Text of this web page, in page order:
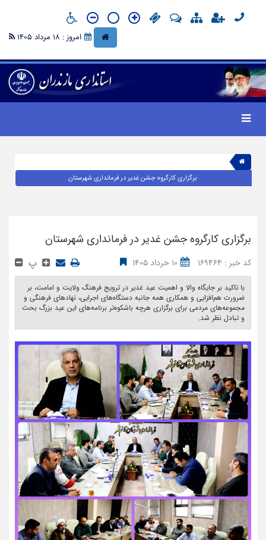
امروز : 18 مرداد 1405
برگزاری کارگروه جشن غدیر در فرمانداری شهرستان
برگزاری کارگروه جشن غدیر در فرمانداری شهرستان
کد خبر : 169464 10 خرداد 1405 پ
با تاکید بر جایگاه والا و اهمیت عید غدیر در ترویج فرهنگ ولایت و امامت، بر
ضرورت هم‌افزایی و همکاری همه‌ جانبه دستگاه‌های اجرایی، نهادهای فرهنگی و
مجموعه‌های مردمی برای برگزاری هرچه باشکوه‌تر برنامه‌های این عید بزرگ بحث
و تبادل نظر شد. ‎